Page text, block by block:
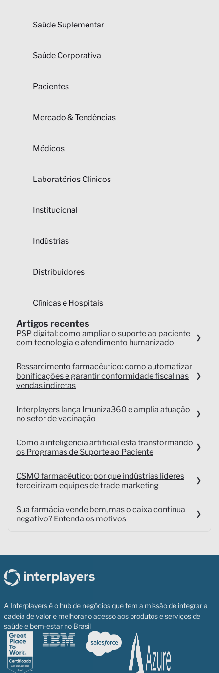
Saúde Suplementar
Saúde Corporativa
Pacientes
Mercado & Tendências
Médicos
Laboratórios Clínicos
Institucional
Indústrias
Distribuidores
Clínicas e Hospitais
Artigos recentes
PSP digital: como ampliar o suporte ao paciente
com tecnologia e atendimento humanizado
Ressarcimento farmacêutico: como automatizar
bonificações e garantir conformidade fiscal nas
vendas indiretas
Interplayers lança Imuniza360 e amplia atuação
no setor de vacinação
Como a inteligência artificial está transformando
os Programas de Suporte ao Paciente
CSMO farmacêutico: por que indústrias líderes
terceirizam equipes de trade marketing
Sua farmácia vende bem, mas o caixa continua
negativo? Entenda os motivos
A Interplayers é o hub de negócios que tem a missão de integrar a
cadeia de valor e melhorar o acesso aos produtos e serviços de
saúde e bem-estar no Brasil